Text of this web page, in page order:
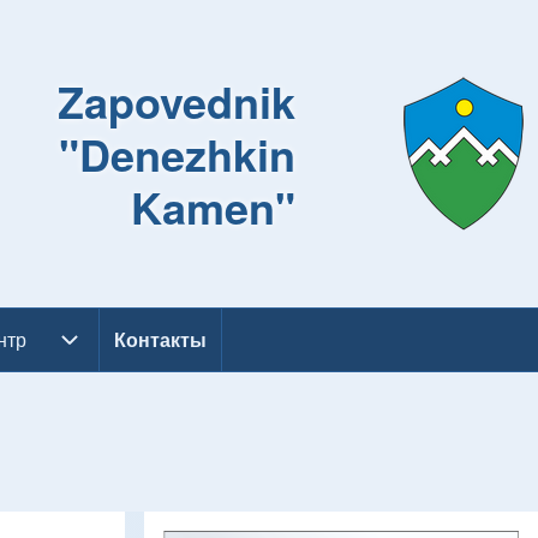
Zapovednik
"Denezhkin
Kamen"
sub-navigationКонтакты